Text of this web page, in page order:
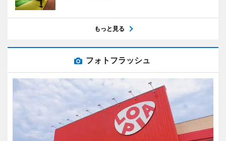
もっと見る
フォトフラッシュ